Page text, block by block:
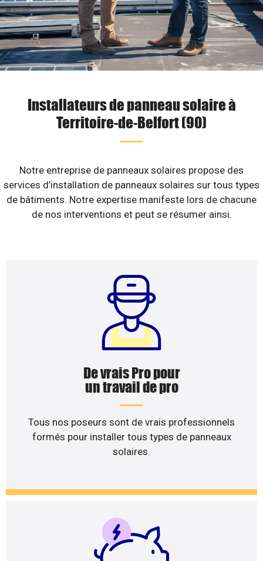
Installateurs de panneau solaire à
Territoire-de-Belfort (90)
Notre entreprise de panneaux solaires propose des
services d’installation de panneaux solaires sur tous types
de bâtiments. Notre expertise manifeste lors de chacune
de nos interventions et peut se résumer ainsi.
De vrais Pro pour
un travail de pro
Tous nos poseurs sont de vrais professionnels
formés pour installer tous types de panneaux
solaires.